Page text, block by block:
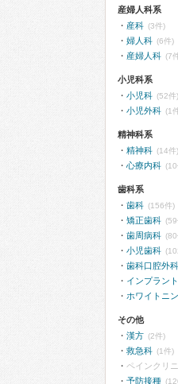
産婦人科系
産科 (3件)
婦人科 (6件)
産婦人科 (7
小児科系
小児科 (52件)
小児外科 (1
精神科系
精神科 (14件)
心療内科
歯科系
歯科 (156件)
矯正歯科
歯周病科
小児歯科
歯科口腔外科
インプラント
ホワイトニ
その他
漢方 (2件)
救急科 (1件)
ペインクリ
予防接種